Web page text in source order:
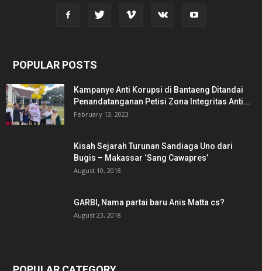
POPULAR POSTS
Kampanye Anti Korupsi di Bantaeng Ditandai
Penandatanganan Petisi Zona Integritas Anti...
February 13, 2023
Kisah Sejarah Turunan Sandiaga Uno dari
Bugis – Makassar ‘Sang Cawapres’
August 10, 2018
GARBI, Nama partai baru Anis Matta cs?
August 23, 2018